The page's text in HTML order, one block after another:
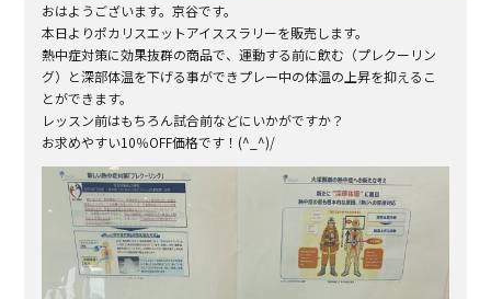
おはようございます。京谷です。
本日よりポカリスエットアイススラリーを販売します。
熱中症対策に効果抜群の商品で、運動する前に飲む（プレクーリン
グ）と深部体温を下げる事ができプレー中の体温の上昇を抑えるこ
とができます。
レッスン前はもちろん試合前などにいかがですか？
お求めやすい10％OFF価格です！(^_^)/